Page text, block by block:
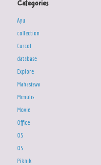
Categories
Ayu
collection
Curcol
database
Explore
Mahasiswa
Menulis
Movie
Office
OS
OS
Piknik